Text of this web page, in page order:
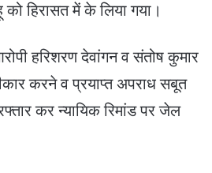
हिरासत में के लिया गया।
हरिशरण देवांगन व संतोष कुमार
करने व प्रयाप्त अपराध सबूत
कर न्यायिक रिमांड पर जेल